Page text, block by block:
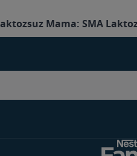
Mama: SMA